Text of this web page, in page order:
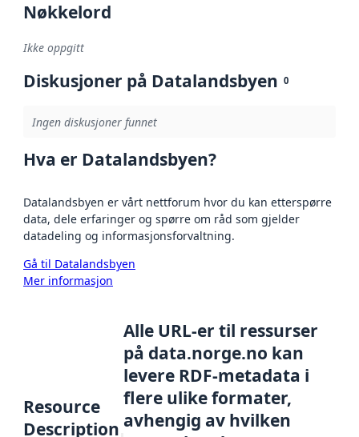
Nøkkelord
Ikke oppgitt
Diskusjoner på Datalandsbyen 0
Ingen diskusjoner funnet
Hva er Datalandsbyen?
Datalandsbyen er vårt nettforum hvor du kan etterspørre
data, dele erfaringer og spørre om råd som gjelder
datadeling og informasjonsforvaltning.
Gå til Datalandsbyen
Mer informasjon
Resource
Description
Alle URL-er til ressurser
på data.norge.no kan
levere RDF-metadata i
flere ulike formater,
avhengig av hvilken